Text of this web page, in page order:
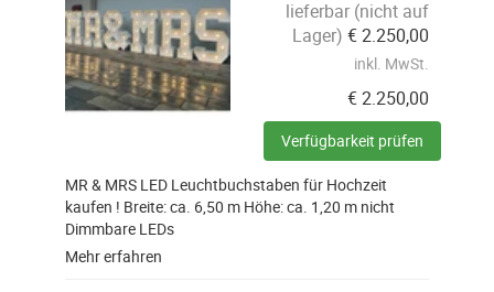
lieferbar (nicht auf
Lager) €2.250,00
inkl. MwSt.
€2.250,00
Verfügbarkeit prüfen
MR & MRS LED Leuchtbuchstaben für Hochzeit
kaufen ! Breite: ca. 6,50 m Höhe: ca. 1,20 m nicht
Dimmbare LEDs
Mehr erfahren